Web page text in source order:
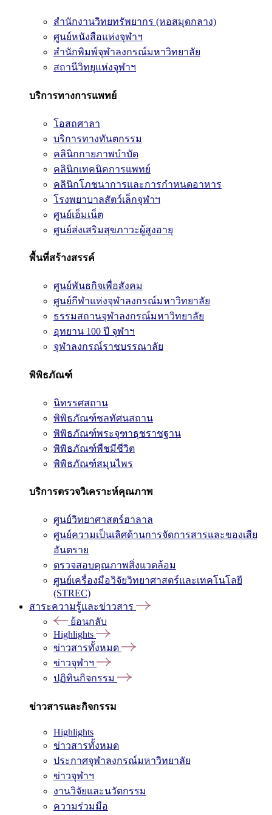
สำนักงานวิทยทรัพยากร (หอสมุดกลาง)
ศูนย์หนังสือแห่งจุฬาฯ
สำนักพิมพ์จุฬาลงกรณ์มหาวิทยาลัย
สถานีวิทยุแห่งจุฬาฯ
บริการทางการแพทย์
โอสถศาลา
บริการทางทันตกรรม
คลินิกกายภาพบำบัด
คลินิกเทคนิคการแพทย์
คลินิกโภชนาการและการกำหนดอาหาร
โรงพยาบาลสัตว์เล็กจุฬาฯ
ศูนย์เอ็มเน็ต
ศูนย์ส่งเสริมสุขภาวะผู้สูงอายุ
พื้นที่สร้างสรรค์
ศูนย์พันธกิจเพื่อสังคม
ศูนย์กีฬาแห่งจุฬาลงกรณ์มหาวิทยาลัย
ธรรมสถานจุฬาลงกรณ์มหาวิทยาลัย
อุทยาน 100 ปี จุฬาฯ
จุฬาลงกรณ์ราชบรรณาลัย
พิพิธภัณฑ์
นิทรรศสถาน
พิพิธภัณฑ์ชลทัศนสถาน
พิพิธภัณฑ์พระจุฑาธุชราชฐาน
พิพิธภัณฑ์พืชมีชีวิต
พิพิธภัณฑ์สมุนไพร
บริการตรวจวิเคราะห์คุณภาพ
ศูนย์วิทยาศาสตร์ฮาลาล
ศูนย์ความเป็นเลิศด้านการจัดการสารและของเสีย
อันตราย
ตรวจสอบคุณภาพสิ่งแวดล้อม
ศูนย์เครื่องมือวิจัยวิทยาศาสตร์และเทคโนโลยี
(STREC)
สาระความรู้และข่าวสาร
ย้อนกลับ
Highlights
ข่าวสารทั้งหมด
ข่าวจุฬาฯ
ปฏิทินกิจกรรม
ข่าวสารและกิจกรรม
Highlights
ข่าวสารทั้งหมด
ประกาศจุฬาลงกรณ์มหาวิทยาลัย
ข่าวจุฬาฯ
งานวิจัยและนวัตกรรม
ความร่วมมือ